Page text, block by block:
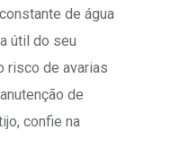
de água
útil do seu
risco de avarias
de
confie na